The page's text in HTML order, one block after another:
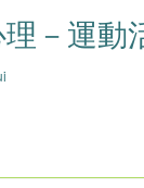
－運動